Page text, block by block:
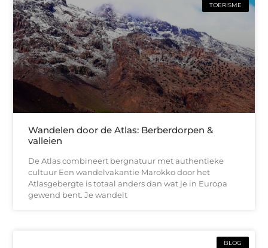
TOERISME
Wandelen door de Atlas: Berberdorpen &
valleien
De Atlas combineert bergnatuur met authentieke
cultuur Een wandelvakantie Marokko door het
Atlasgebergte is totaal anders dan wat je in Europa
gewend bent. Je wandelt
BLOG